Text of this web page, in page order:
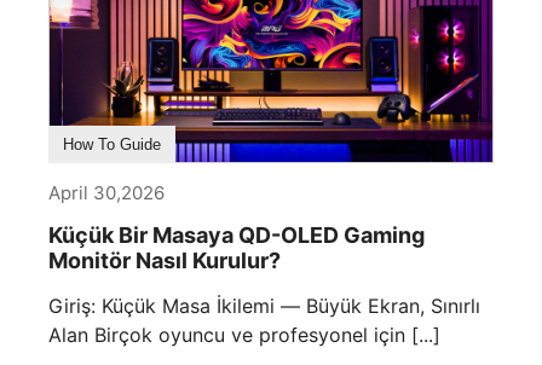
How To Guide
April 30,2026
Küçük Bir Masaya QD-OLED Gaming
Monitör Nasıl Kurulur?
Giriş: Küçük Masa İkilemi — Büyük Ekran, Sınırlı
Alan Birçok oyuncu ve profesyonel için [...]